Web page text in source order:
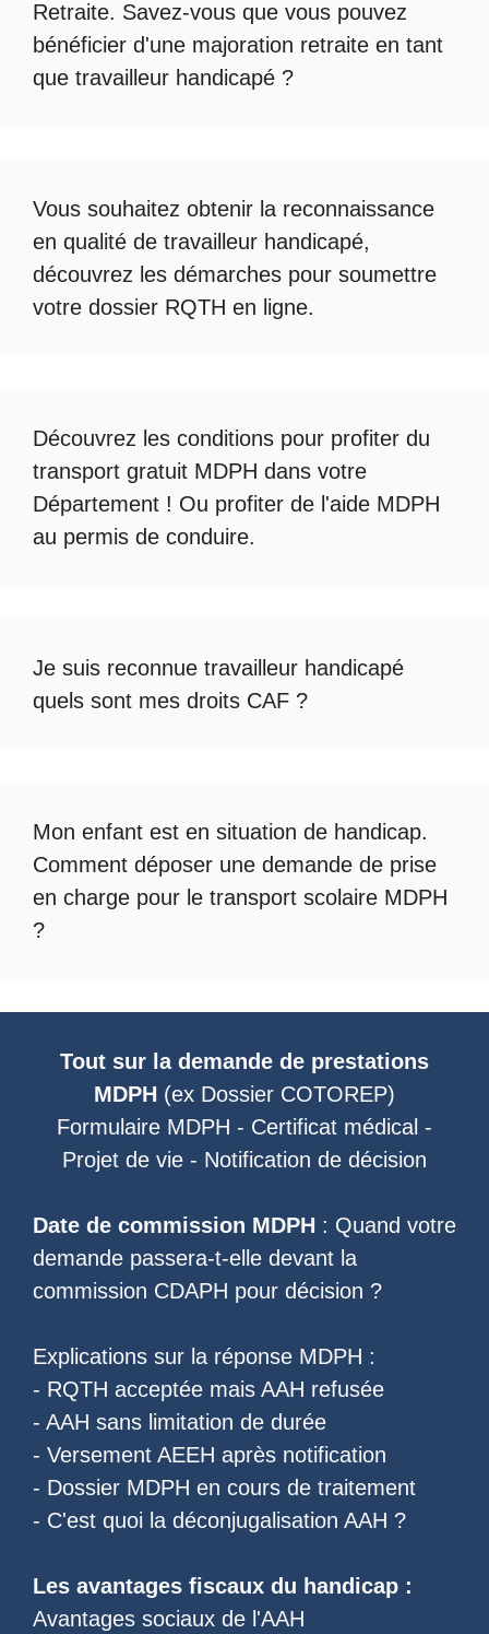
Retraite. Savez-vous que vous pouvez
bénéficier d'une majoration retraite en tant
que travailleur handicapé ?
Vous souhaitez obtenir la reconnaissance
en qualité de travailleur handicapé,
découvrez les démarches pour soumettre
votre dossier RQTH en ligne.
Découvrez les conditions pour profiter du
transport gratuit MDPH dans votre
Département ! Ou profiter de l'aide MDPH
au permis de conduire.
Je suis reconnue travailleur handicapé
quels sont mes droits CAF ?
Mon enfant est en situation de handicap.
Comment déposer une demande de prise
en charge pour le transport scolaire MDPH
?
Tout sur la demande de prestations
MDPH (ex Dossier COTOREP)
Formulaire MDPH - Certificat médical -
Projet de vie - Notification de décision
Date de commission MDPH : Quand votre
demande passera-t-elle devant la
commission CDAPH pour décision ?
Explications sur la réponse MDPH :
- RQTH acceptée mais AAH refusée
- AAH sans limitation de durée
- Versement AEEH après notification
- Dossier MDPH en cours de traitement
- C'est quoi la déconjugalisation AAH ?
Les avantages fiscaux du handicap :
Avantages sociaux de l'AAH